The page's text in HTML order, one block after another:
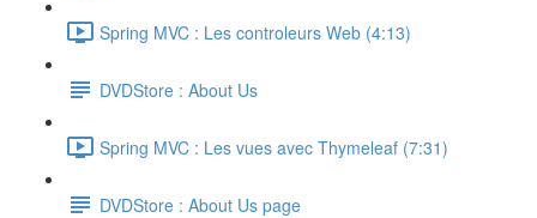
Spring MVC : Les controleurs Web (4:13)
DVDStore : About Us
Spring MVC : Les vues avec Thymeleaf (7:31)
DVDStore : About Us page